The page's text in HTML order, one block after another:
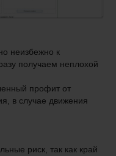
неизбежно к
получаем неплохой
профит от
в случае движения
риск, так как край